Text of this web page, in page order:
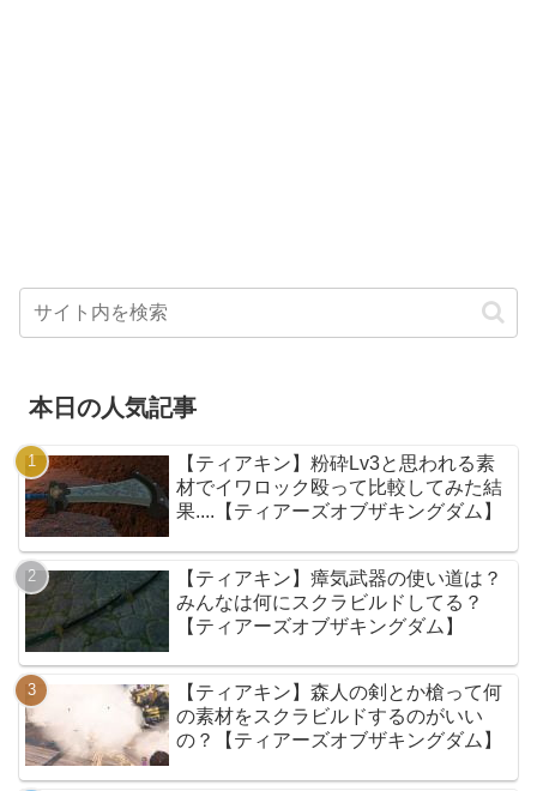
本日の人気記事
【ティアキン】粉砕Lv3と思われる素
材でイワロック殴って比較してみた結
果....【ティアーズオブザキングダム】
【ティアキン】瘴気武器の使い道は？
みんなは何にスクラビルドしてる？
【ティアーズオブザキングダム】
【ティアキン】森人の剣とか槍って何
の素材をスクラビルドするのがいい
の？【ティアーズオブザキングダム】